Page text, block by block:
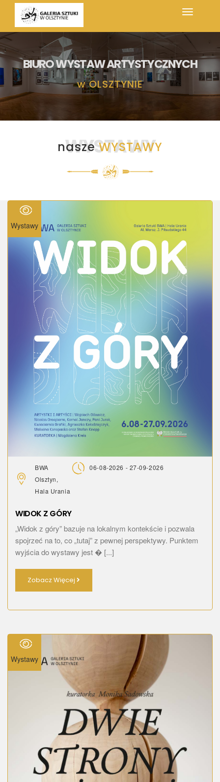
BIURO WYSTAW ARTYSTYCZNYCH
w OLSZTYNIE
WYSTAWY
naszeWYSTAWY
Wystawy
BWA
Olsztyn,
Hala Urania
06-08-2026 - 27-09-2026
WIDOK Z GÓRY
„Widok z góry” bazuje na lokalnym kontekście i pozwala
spojrzeć na to, co „tutaj” z pewnej perspektywy. Punktem
wyjścia do wystawy jest � [...]
Zobacz Więcej
Wystawy